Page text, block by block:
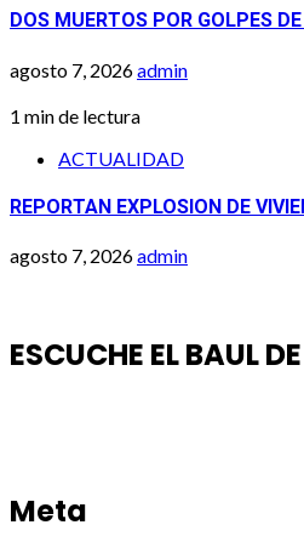
DOS MUERTOS POR GOLPES
agosto 7, 2026admin
1 min de lectura
ACTUALIDAD
REPORTAN EXPLOSION DE
agosto 7, 2026admin
ESCUCHE EL BAUL
Meta